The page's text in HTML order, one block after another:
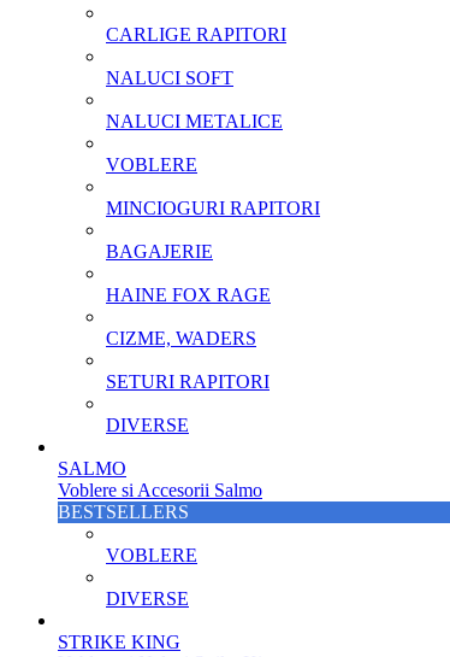
CARLIGE RAPITORI
NALUCI SOFT
NALUCI METALICE
VOBLERE
MINCIOGURI RAPITORI
BAGAJERIE
HAINE FOX RAGE
CIZME, WADERS
SETURI RAPITORI
DIVERSE
SALMO
Voblere si Accesorii Salmo
BESTSELLERS
VOBLERE
DIVERSE
STRIKE KING